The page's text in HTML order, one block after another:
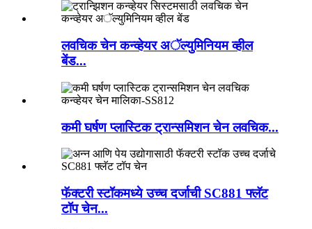
लवचिक चेन कन्व्हेयर अॅल्युमिनियम व्हील
बेंड...
कमी घर्षण प्लास्टिक ट्रान्समिशन चेन लवचिक...
फॅक्टरी स्टॉकमध्ये उच्च दर्जाची SC881 फ्लॅट
टॉप चेन...